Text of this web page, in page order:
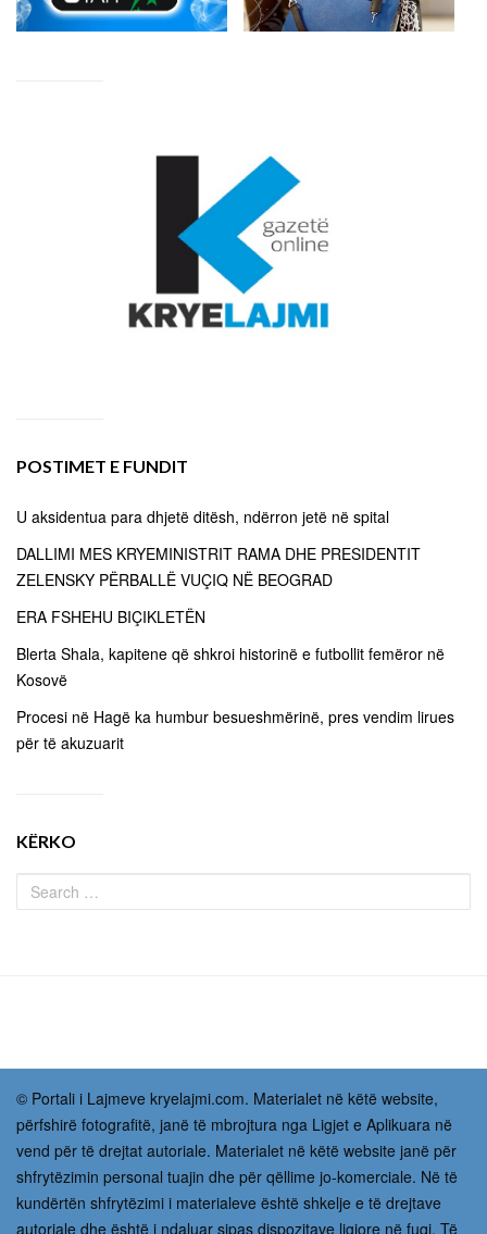
POSTIMET E FUNDIT
U aksidentua para dhjetë ditësh, ndërron jetë në spital
DALLIMI MES KRYEMINISTRIT RAMA DHE PRESIDENTIT
ZELENSKY PËRBALLË VUÇIQ NË BEOGRAD
ERA FSHEHU BIÇIKLETËN
Blerta Shala, kapitene që shkroi historinë e futbollit femëror në
Kosovë
Procesi në Hagë ka humbur besueshmërinë, pres vendim lirues
për të akuzuarit
KËRKO
© Portali i Lajmeve kryelajmi.com. Materialet në këtë website,
përfshirë fotografitë, janë të mbrojtura nga Ligjet e Aplikuara në
vend për të drejtat autoriale. Materialet në këtë website janë për
shfrytëzimin personal tuajin dhe për qëllime jo-komerciale. Në të
kundërtën shfrytëzimi i materialeve është shkelje e të drejtave
autoriale dhe është i ndaluar sipas dispozitave ligjore në fuqi. Të